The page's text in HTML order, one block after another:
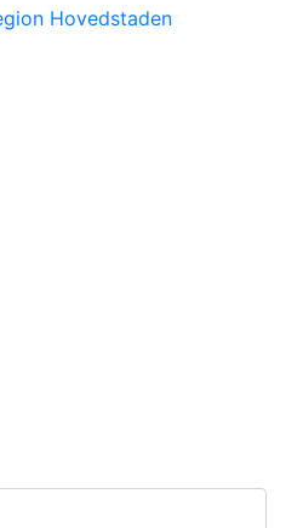
Hovedstaden